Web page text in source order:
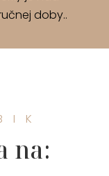
doby..
na: